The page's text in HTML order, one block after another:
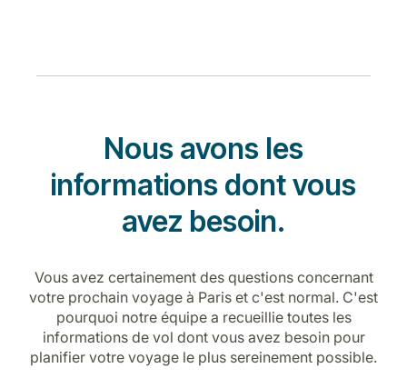
Nous avons les
informations dont vous
avez besoin.
Vous avez certainement des questions concernant
votre prochain voyage à Paris et c'est normal. C'est
pourquoi notre équipe a recueillie toutes les
informations de vol dont vous avez besoin pour
planifier votre voyage le plus sereinement possible.